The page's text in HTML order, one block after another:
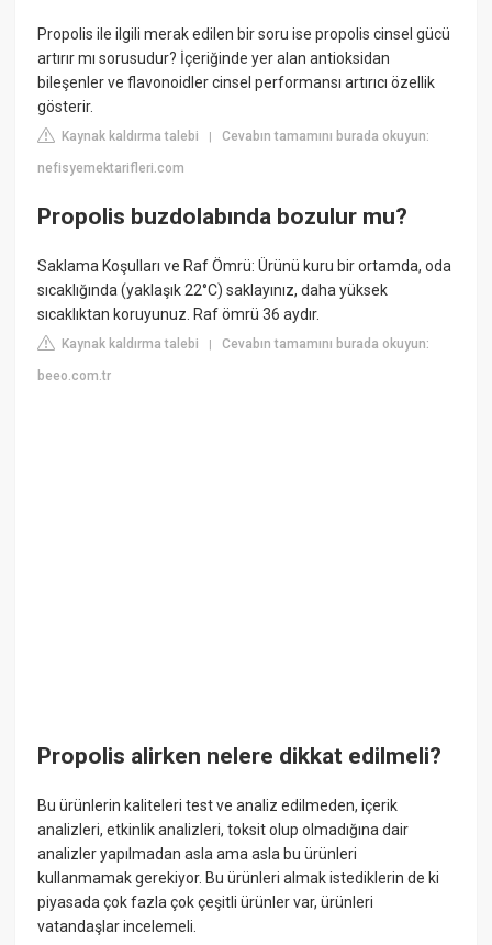
Propolis ile ilgili merak edilen bir soru ise propolis cinsel gücü
artırır mı sorusudur? İçeriğinde yer alan antioksidan
bileşenler ve flavonoidler cinsel performansı artırıcı özellik
gösterir.
Kaynak kaldırma talebi |Cevabın tamamını burada okuyun:
nefisyemektarifleri.com
Propolis buzdolabında bozulur mu?
Saklama Koşulları ve Raf Ömrü: Ürünü kuru bir ortamda, oda
sıcaklığında (yaklaşık 22°C) saklayınız, daha yüksek
sıcaklıktan koruyunuz. Raf ömrü 36 aydır.
Kaynak kaldırma talebi |Cevabın tamamını burada okuyun:
beeo.com.tr
Propolis alirken nelere dikkat edilmeli?
Bu ürünlerin kaliteleri test ve analiz edilmeden, içerik
analizleri, etkinlik analizleri, toksit olup olmadığına dair
analizler yapılmadan asla ama asla bu ürünleri
kullanmamak gerekiyor. Bu ürünleri almak istediklerin de ki
piyasada çok fazla çok çeşitli ürünler var, ürünleri
vatandaşlar incelemeli.